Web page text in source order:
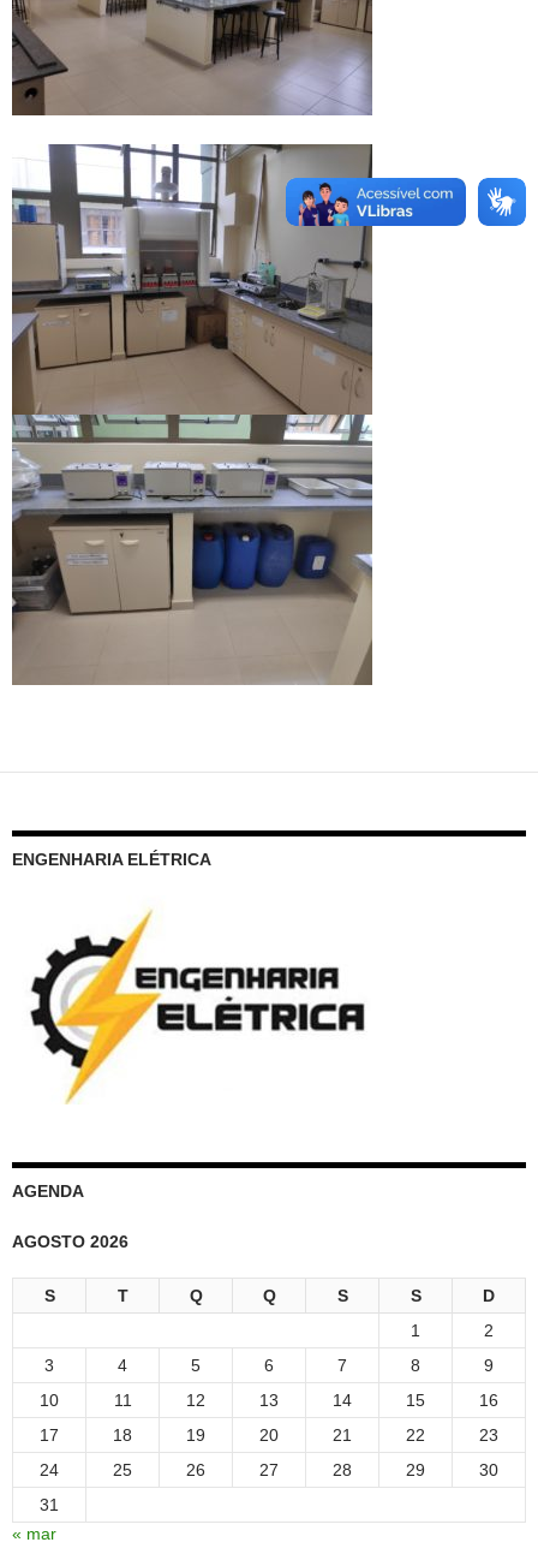
ENGENHARIA ELÉTRICA
AGENDA
AGOSTO 2026
S T Q Q S S
D
1
2
3
4 5 6 7 8
9
10
11 12 13 14 15
16
17
18 19 20 21 22
23
24
25 26 27 28 29
30
31
« mar